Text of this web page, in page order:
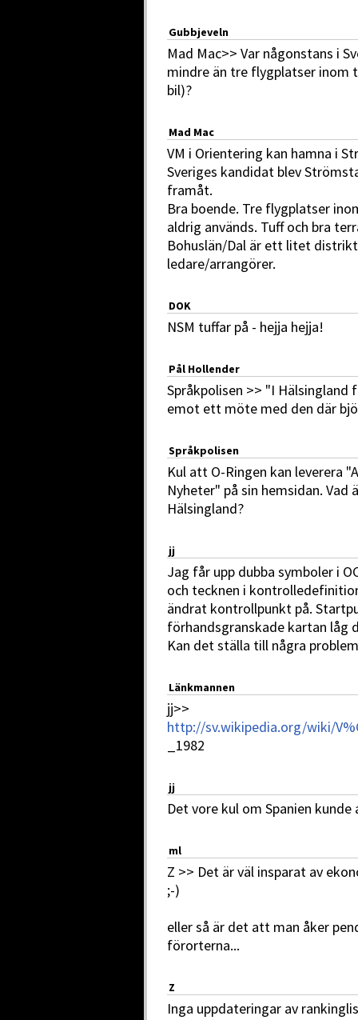
Gubbjeveln
Mad Mac>> Var någonstans i
mindre än tre flygplatser inom
bil)?
Mad Mac
VM i Orientering kan hamna i
Sveriges kandidat blev
framåt.
Bra boende. Tre flygplatser
aldrig används. Tuff och bra
Bohuslän/Dal är ett litet
ledare/arrangörer.
DOK
NSM tuffar på - hejja hejja!
Pål Hollender
Språkpolisen >> "I
emot ett möte med den där
Språkpolisen
Kul att O-Ringen kan leverera
Nyheter" på sin hemsidan. Vad
Hälsingland?
jj
Jag får upp dubba symboler i
och tecknen i
ändrat kontrollpunkt på.
förhandsgranskade kartan låg
Kan det ställa till några
Länkmannen
jj>>
http://sv.wikipedia.org/wiki/
_1982
jj
Det vore kul om Spanien kunde
ml
Z >> Det är väl insparat av
;-)
eller så är det att man åker
förorterna...
Z
Inga uppdateringar av